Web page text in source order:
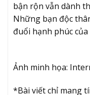
bận rộn vẫn dành
Những bạn độc
đuổi hạnh phúc
Ảnh minh họa:
*Bài viết chỉ mang